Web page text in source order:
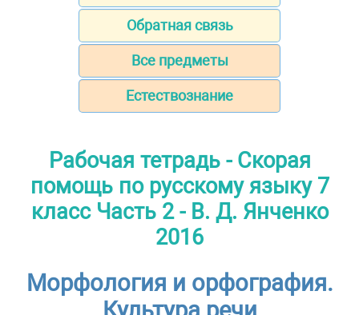
Обратная связь
Все предметы
Естествознание
Рабочая тетрадь - Скорая
помощь по русскому языку 7
класс Часть 2 - В. Д. Янченко
2016
Морфология и орфография.